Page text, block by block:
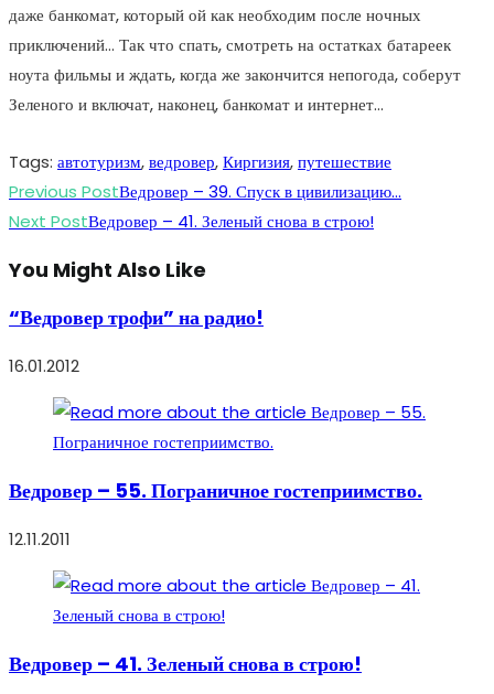
даже банкомат, который ой как необходим после ночных
приключений… Так что спать, смотреть на остатках батареек
ноута фильмы и ждать, когда же закончится непогода, соберут
Зеленого и включат, наконец, банкомат и интернет…
Tags: автотуризм,ведровер,Киргизия,путешествие
Read
more
Previous PostВедровер – 39. Спуск в цивилизацию…
Next PostВедровер – 41. Зеленый снова в строю!
You Might Also Like
“Ведровер трофи” на радио!
16.01.2012
Ведровер – 55. Пограничное гостеприимство.
12.11.2011
Ведровер – 41. Зеленый снова в строю!